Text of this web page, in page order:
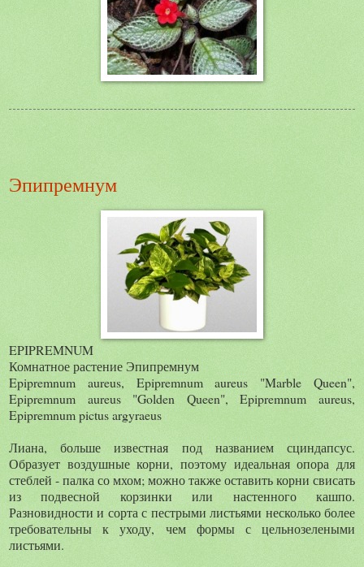
Эпипремнум
EPIPREMNUM
Комнатное растение Эпипремнум
Epipremnum aureus, Epipremnum aureus "Marble Queen",
Epipremnum aureus "Golden Queen", Epipremnum aureus,
Epipremnum pictus argyraeus
Лиана, больше известная под названием сциндапсус.
Образует воздушные корни, поэтому идеальная опора для
стеблей - палка со мхом; можно также оставить корни свисать
из подвесной корзинки или настенного кашпо.
Разновидности и сорта с пестрыми листьями несколько более
требовательны к уходу, чем формы с цельнозелеными
листьями.